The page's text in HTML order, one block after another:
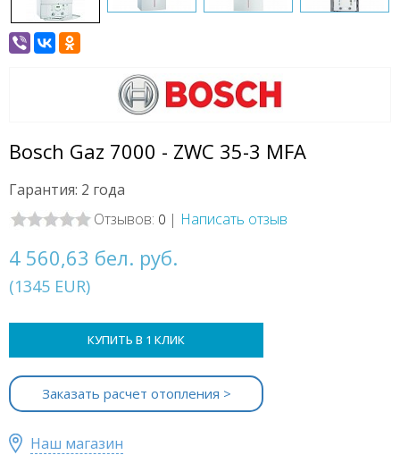
Bosch Gaz 7000 - ZWC 35-3 MFA
Гарантия: 2 года
Отзывов: 0 | Написать отзыв
4 560,63 бел. руб.
(1345 EUR)
КУПИТЬ В 1 КЛИК
Заказать расчет отопления >
Наш магазин